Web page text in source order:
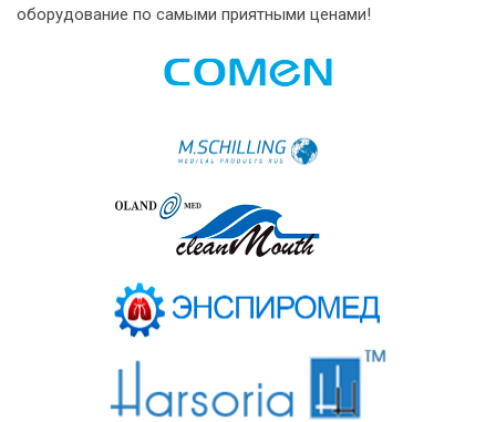
оборудование по самыми приятными ценами!